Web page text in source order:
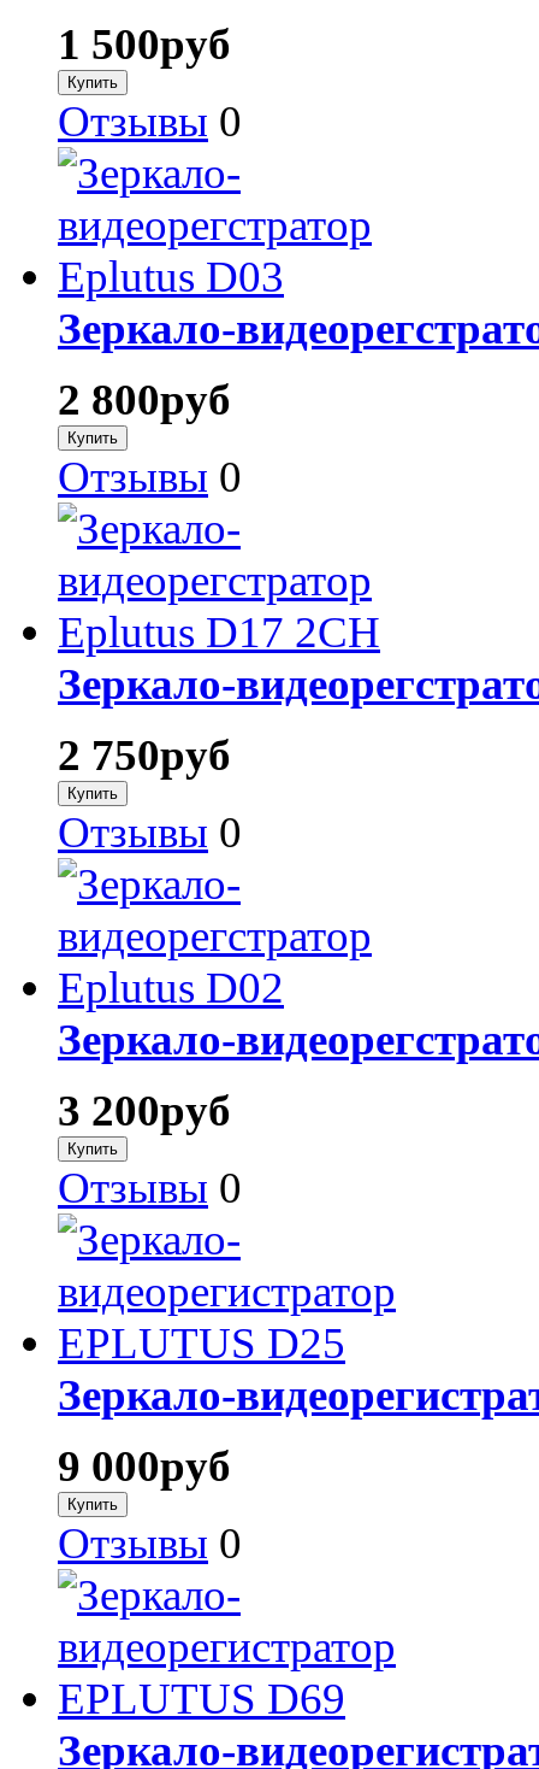
1 500руб
Отзывы 0
Зеркало-
2 800руб
Отзывы 0
Зеркало-
2 750руб
Отзывы 0
Зеркало-
3 200руб
Отзывы 0
Зеркало-
9 000руб
Отзывы 0
Зеркало-